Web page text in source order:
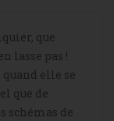
que
lasse pas !
elle se
que de
de